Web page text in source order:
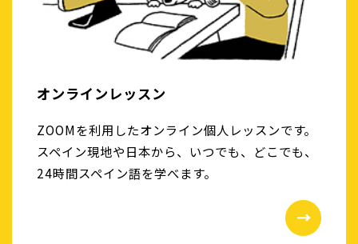
オンラインレッスン
ZOOMを利用したオンライン個人レッスンです。
スペイン現地や日本から、いつでも、どこでも、
24時間スペイン語を学べます。